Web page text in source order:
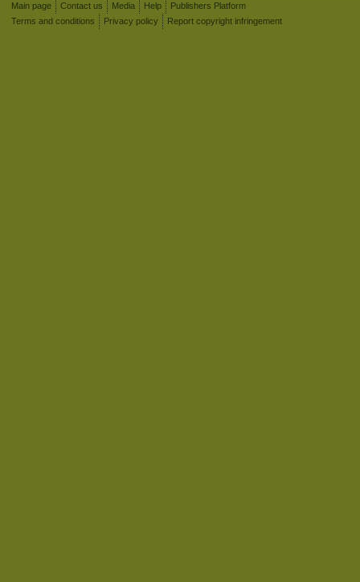
Main page Contact us Media Help
Publishers Platform
Terms and conditions
Privacy policy Report copyright infringement